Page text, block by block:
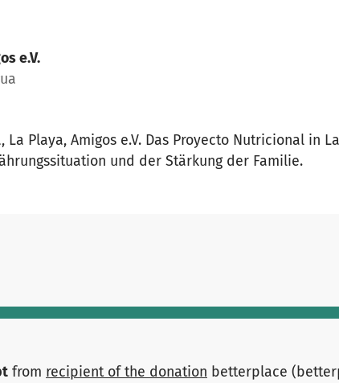
e.V.
Playa, Amigos e.V. Das Proyecto Nutricional in
und der Stärkung der Familie.
from recipient of the donation betterplace